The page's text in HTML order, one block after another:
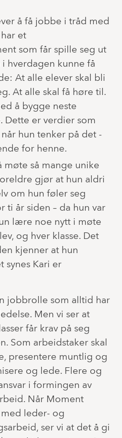
å få jobbe i tråd med
et
som får spille seg ut
hverdagen kunne få
At alle elever skal bli
At alle skal få høre til.
å bygge neste
Dette er verdier som
hun tenker på det -
for henne.
møte så mange unike
gjør at hun aldri
om hun føler seg
ti år siden – da hun var
lære noe nytt i møte
og hver klasse. Det
kjenner at hun
synes Kari er
jobbrolle som alltid har
Men vi ser at
får krav på seg
Som arbeidstaker skal
presentere muntlig og
og lede. Flere og
i formingen av
Når Moment
med leder- og
ser vi at det å gi